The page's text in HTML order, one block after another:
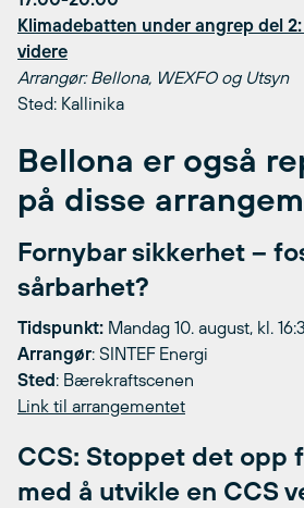
Klimadebatten under angrep del
videre
Arrangør: Bellona, WEXFO og Utsyn
Sted: Kallinika
Bellona er også
på disse
Fornybar sikkerhet –
sårbarhet?
Tidspunkt: Mandag 10. august, kl.
Arrangør: SINTEF Energi
Sted : Bærekraftscenen
Link til arrangementet
CCS: Stoppet det opp
med å utvikle en CCS